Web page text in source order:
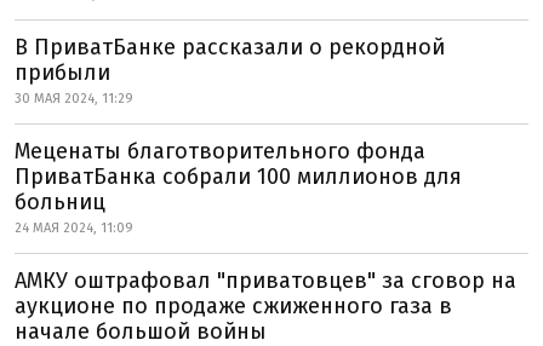
В ПриватБанке рассказали о рекордной
прибыли
30 МАЯ 2024, 11:29
Меценаты благотворительного фонда
ПриватБанка собрали 100 миллионов для
больниц
24 МАЯ 2024, 11:09
АМКУ оштрафовал "приватовцев" за сговор на
аукционе по продаже сжиженного газа в
начале большой войны